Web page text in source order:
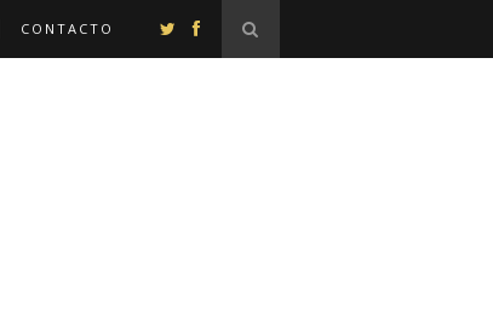
CONTACTO